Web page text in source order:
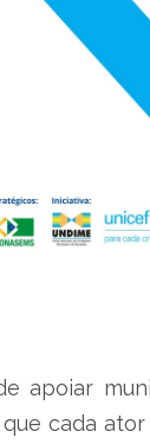
apoiar
cada